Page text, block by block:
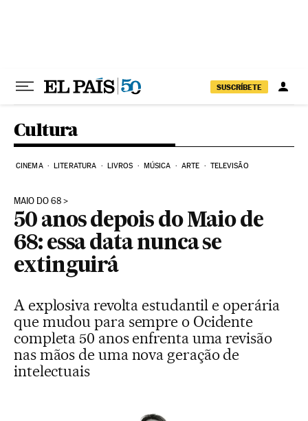
SUSCRÍBETE
Cultura
CINEMA LITERATURA LIVROS MÚSICA ARTE TELEVISÃO
MAIO DO 68
50 anos depois do Maio de
68: essa data nunca se
extinguirá
A explosiva revolta estudantil e operária
que mudou para sempre o Ocidente
completa 50 anos enfrenta uma revisão
nas mãos de uma nova geração de
intelectuais